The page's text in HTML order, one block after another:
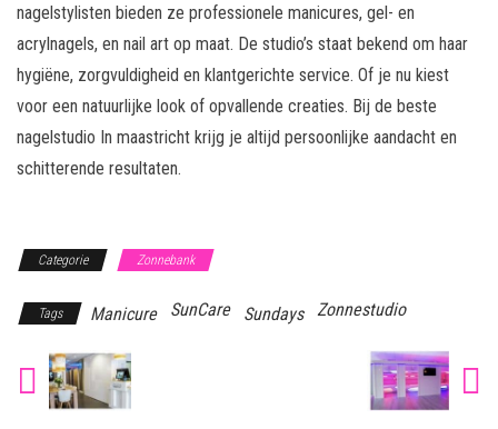
nagelstylisten bieden ze professionele manicures, gel- en
acrylnagels, en nail art op maat. De studio’s staat bekend om haar
hygiëne, zorgvuldigheid en klantgerichte service. Of je nu kiest
voor een natuurlijke look of opvallende creaties. Bij de beste
nagelstudio In maastricht krijg je altijd persoonlijke aandacht en
schitterende resultaten.
Categorie Zonnebank
Tags Manicure SunCare Sundays Zonnestudio